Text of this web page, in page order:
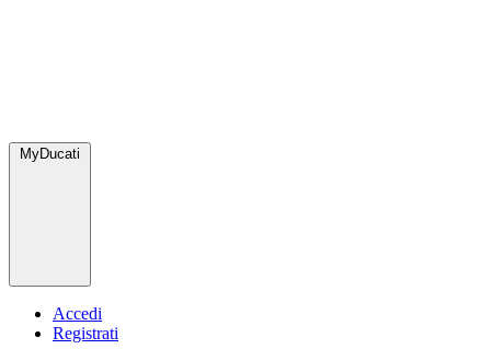
MyDucati
Accedi
Registrati